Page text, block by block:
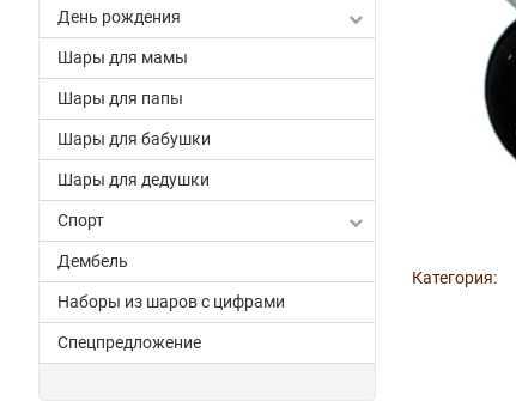
День рождения
Шары для мамы
Шары для папы
Шары для бабушки
Шары для дедушки
Спорт
Дембель
Наборы из шаров с цифрами
Спецпредложение
Категория: